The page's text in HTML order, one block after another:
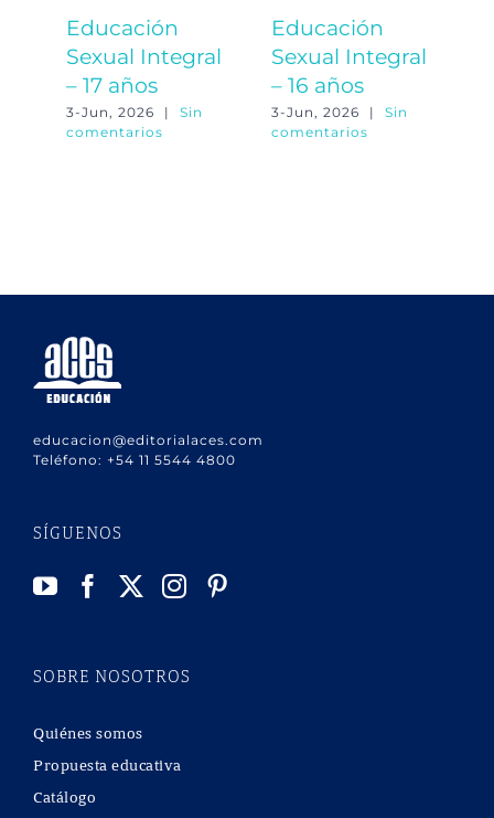
Educación
Sexual Integral
– 17 años
3-Jun, 2026 |
Sin
comentarios
Educación
Sexual Integral
– 16 años
3-Jun, 2026 |
Sin
comentarios
educacion@editorialaces.com
Teléfono: +54 11 5544 4800
SÍGUENOS
SOBRE NOSOTROS
Quiénes somos
Propuesta educativa
Catálogo